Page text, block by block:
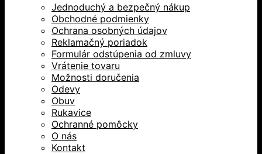
Jednoduchý a bezpečný nákup
Obchodné podmienky
Ochrana osobných údajov
Reklamačný poriadok
Formulár odstúpenia od zmluvy
Vrátenie tovaru
Možnosti doručenia
Odevy
Obuv
Rukavice
Ochranné pomôcky
O nás
Kontakt